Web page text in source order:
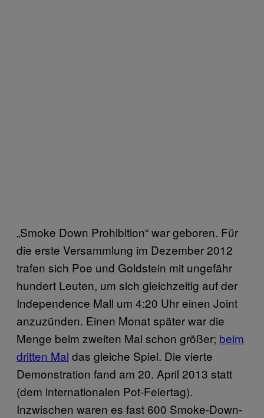
„Smoke Down Prohibition“ war geboren. Für
die erste Versammlung im Dezember 2012
trafen sich Poe und Goldstein mit ungefähr
hundert Leuten, um sich gleichzeitig auf der
Independence Mall um 4:20 Uhr einen Joint
anzuzünden. Einen Monat später war die
Menge beim zweiten Mal schon größer; beim
dritten Mal das gleiche Spiel. Die vierte
Demonstration fand am 20. April 2013 statt
(dem internationalen Pot-Feiertag).
Inzwischen waren es fast 600 Smoke-Down-